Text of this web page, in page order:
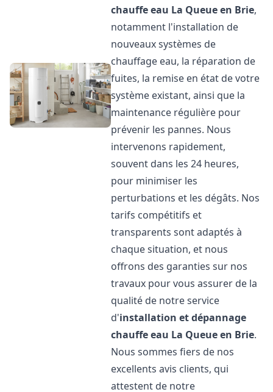
chauffe eau La Queue en Brie,
notamment l'installation de
nouveaux systèmes de
chauffage eau, la réparation de
fuites, la remise en état de votre
système existant, ainsi que la
maintenance régulière pour
prévenir les pannes. Nous
intervenons rapidement,
souvent dans les 24 heures,
pour minimiser les
perturbations et les dégâts. Nos
tarifs compétitifs et
transparents sont adaptés à
chaque situation, et nous
offrons des garanties sur nos
travaux pour vous assurer de la
qualité de notre service
d'installation et dépannage
chauffe eau La Queue en Brie.
Nous sommes fiers de nos
excellents avis clients, qui
attestent de notre